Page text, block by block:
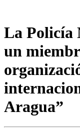
La Policía
un
Aragua”